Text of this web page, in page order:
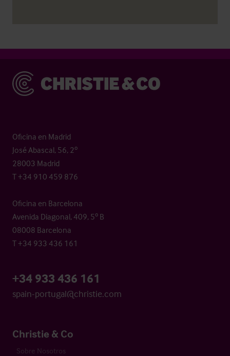
Christie & Co
Oficina en Madrid
José Abascal, 56, 2º
28003 Madrid
T +34 910 459 876
Oficina en Barcelona
Avenida Diagonal, 409, 5º B
08008 Barcelona
T +34 933 436 161
+34 933 436 161
spain-portugal@christie.com
Christie & Co
Sobre Nosotros